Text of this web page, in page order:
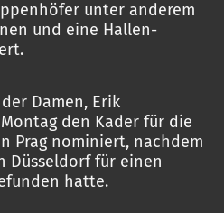
unter anderem
und eine Hallen-
Damen, Erik
den Kader für die
Prag nominiert, nachdem
Düsseldorf für einen
hatte.